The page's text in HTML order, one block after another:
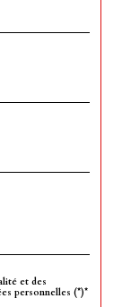
et des
personnelles (*)*